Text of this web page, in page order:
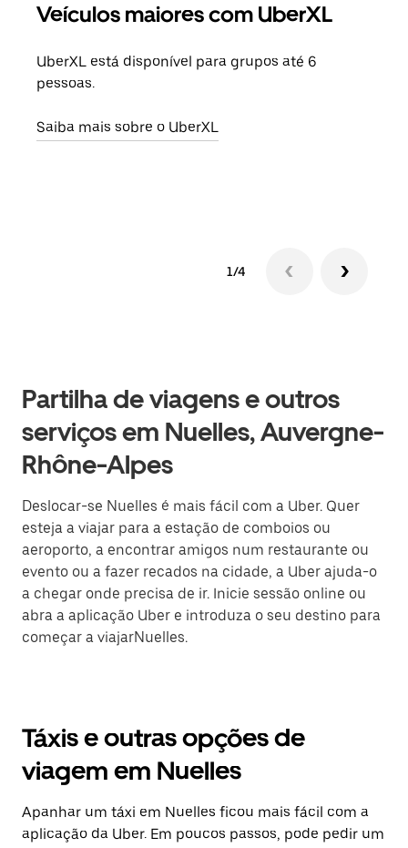
Veículos maiores com UberXL
UberXL está disponível para grupos até 6
pessoas.
Saiba mais sobre o UberXL
1/4
Partilha de viagens e outros
serviços em Nuelles, Auvergne-
Rhône-Alpes
Deslocar-se Nuelles é mais fácil com a Uber. Quer
esteja a viajar para a estação de comboios ou
aeroporto, a encontrar amigos num restaurante ou
evento ou a fazer recados na cidade, a Uber ajuda-o
a chegar onde precisa de ir. Inicie sessão online ou
abra a aplicação Uber e introduza o seu destino para
começar a viajarNuelles.
Táxis e outras opções de
viagem em Nuelles
Apanhar um táxi em Nuelles ficou mais fácil com a
aplicação da Uber. Em poucos passos, pode pedir um